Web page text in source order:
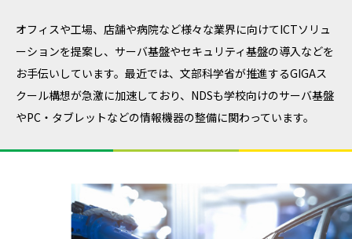
オフィスや工場、店舗や病院など様々な業界に向けてICTソリュ
ーションを提案し、サーバ基盤やセキュリティ基盤の導入などを
お手伝いしています。最近では、文部科学省が推進するGIGAス
クール構想が急激に加速しており、NDSも学校向けのサーバ基盤
やPC・タブレットなどの情報機器の整備に関わっています。